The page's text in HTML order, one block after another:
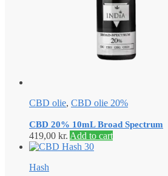
CBD olie, CBD olie 20%
CBD 20% 10mL Broad Spectrum
419,00 kr. Add to cart
Hash